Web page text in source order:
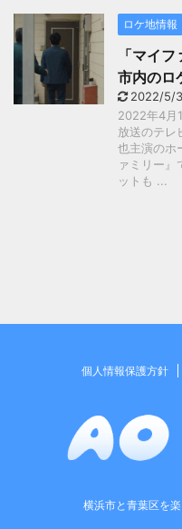
ロケ地情報
「マイ
市内のロ
2022/5/
2022年4月
放送のテレ
也主演のホ
ァミリー』
ットも ...
個人情報保護方針
横浜市と青葉区を
Copyright© AO Navi ,